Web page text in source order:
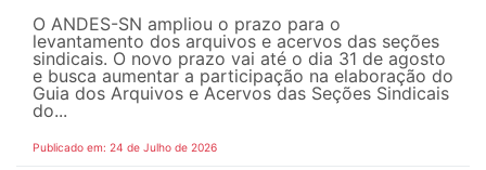
O ANDES-SN ampliou o prazo para o
levantamento dos arquivos e acervos das seções
sindicais. O novo prazo vai até o dia 31 de agosto
e busca aumentar a participação na elaboração do
Guia dos Arquivos e Acervos das Seções Sindicais
do...
Publicado em: 24 de Julho de 2026